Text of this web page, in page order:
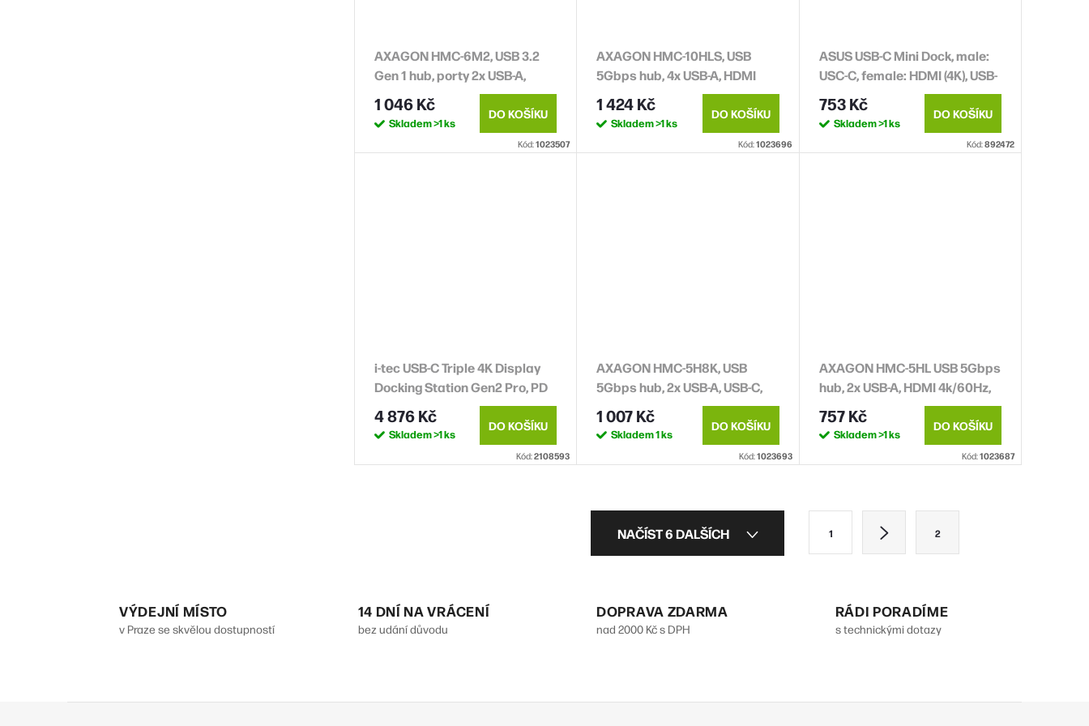
AXAGON HMC-6M2, USB 3.2
Gen 1 hub, porty 2x USB-A,
HDMI, RJ-45 GLAN, SATA M.2
slot, PD 100W, kabel USB-C
18cm
1 046 Kč
Skladem>1 ks
DO KOŠÍKU
Kód:1023507
AXAGON HMC-10HLS, USB
5Gbps hub, 4x USB-A, HDMI
4k/60Hz, RJ-45 GLAN, SD/mSD,
PD 100W, kabel USB-C 25cm
1 424 Kč
Skladem>1 ks
DO KOŠÍKU
Kód:1023696
ASUS USB-C Mini Dock, male:
USC-C, female: HDMI (4K), USB-
A, USB-C
753 Kč
Skladem>1 ks
DO KOŠÍKU
Kód:892472
i-tec USB-C Triple 4K Display
Docking Station Gen2 Pro, PD
100W
4 876 Kč
Skladem>1 ks
DO KOŠÍKU
Kód:2108593
AXAGON HMC-5H8K, USB
5Gbps hub, 2x USB-A, USB-C,
HDMI 8k/30Hz, PD 100W, kabel
USB-C 15cm
1 007 Kč
Skladem1 ks
DO KOŠÍKU
Kód:1023693
AXAGON HMC-5HL USB 5Gbps
hub, 2x USB-A, HDMI 4k/60Hz,
RJ-45 GLAN, PD 100W, kabel
USB-C 20cm
757 Kč
Skladem>1 ks
DO KOŠÍKU
Kód:1023687
á
d
c
NAČÍST 6 DALŠÍCH
v
1 2
VÝDEJNÍ MÍSTO
v Praze se skvělou dostupností
14 DNÍ NA VRÁCENÍ
bez udání důvodu
DOPRAVA ZDARMA
nad 2000 Kč s DPH
RÁDI PORADÍME
s technickými dotazy